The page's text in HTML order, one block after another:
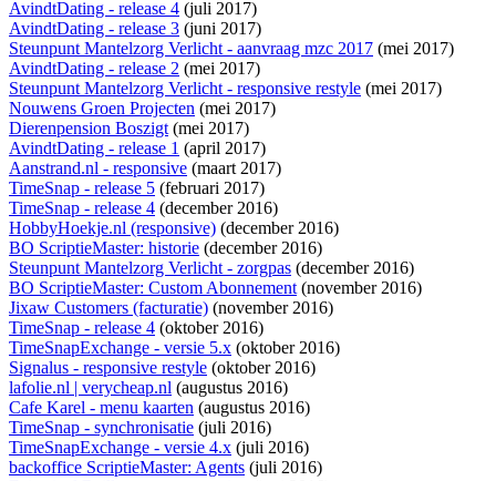
AvindtDating - release 4 (juli 2017)
AvindtDating - release 3 (juni 2017)
Steunpunt Mantelzorg Verlicht - aanvraag mzc 2017 (mei 2017)
AvindtDating - release 2 (mei 2017)
Steunpunt Mantelzorg Verlicht - responsive restyle (mei 2017)
Nouwens Groen Projecten (mei 2017)
Dierenpension Boszigt(mei 2017)
AvindtDating - release 1 (april 2017)
Aanstrand.nl - responsive (maart 2017)
TimeSnap - release 5 (februari 2017)
TimeSnap - release 4 (december 2016)
HobbyHoekje.nl (responsive) (december 2016)
BO ScriptieMaster: historie (december 2016)
Steunpunt Mantelzorg Verlicht - zorgpas (december 2016)
BO ScriptieMaster: Custom Abonnement(november 2016)
Jixaw Customers (facturatie) (november 2016)
TimeSnap - release 4 (oktober 2016)
TimeSnapExchange - versie 5.x (oktober 2016)
Signalus - responsive restyle (oktober 2016)
lafolie.nl | verycheap.nl (augustus 2016)
Cafe Karel - menu kaarten (augustus 2016)
TimeSnap - synchronisatie (juli 2016)
TimeSnapExchange - versie 4.x (juli 2016)
backoffice ScriptieMaster: Agents (juli 2016)